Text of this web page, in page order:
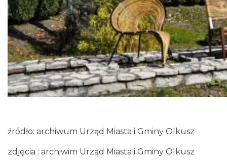
źródło: archiwum Urząd Miasta i Gminy Olkusz
zdjęcia : archiwim Urząd Miasta i Gminy Olkusz